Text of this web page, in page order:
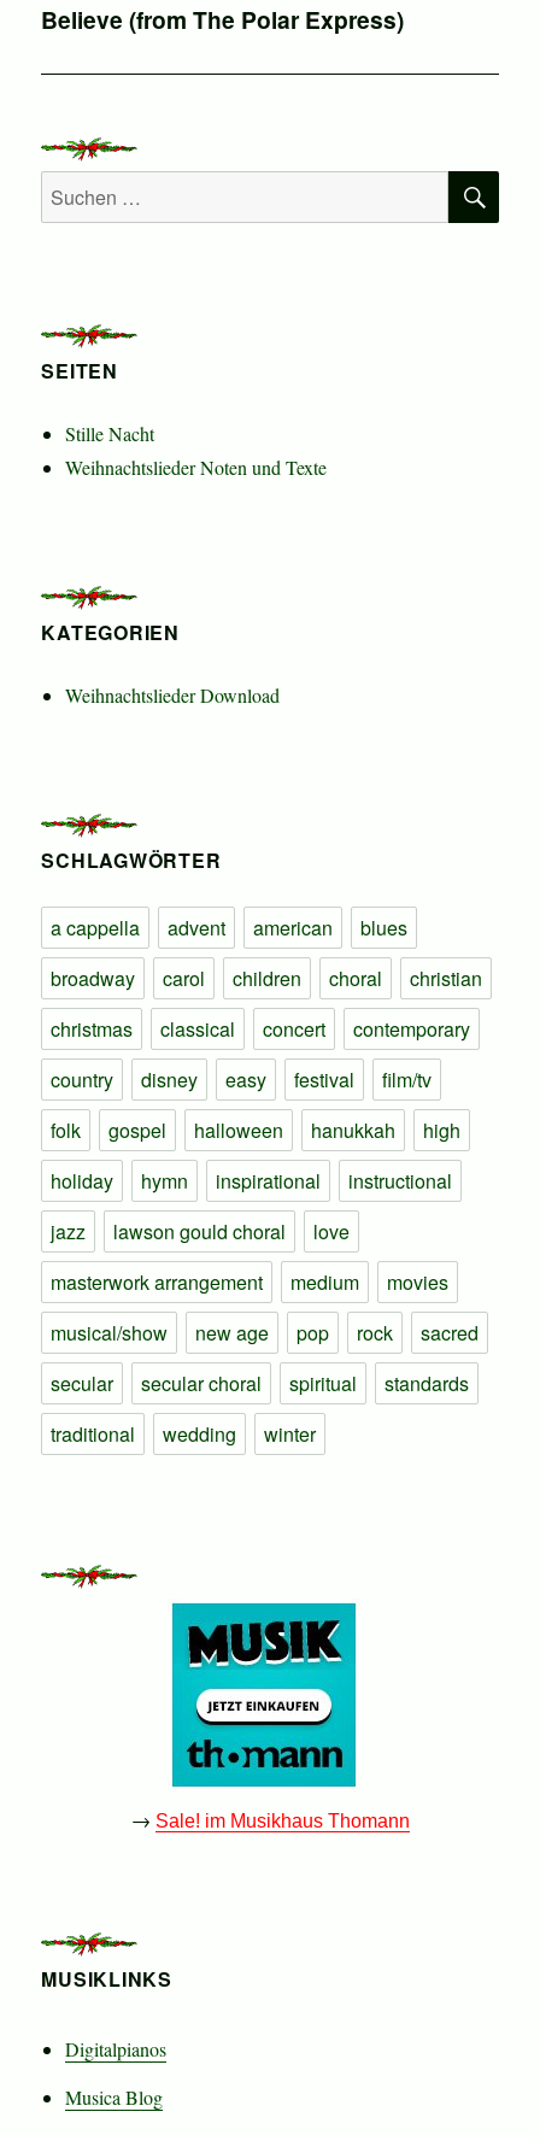
Nächster
Believe (from The Polar Express)
Suchen
nach:
SEITEN
Stille Nacht
Weihnachtslieder Noten und Texte
KATEGORIEN
Weihnachtslieder Download
SCHLAGWÖRTER
a cappella advent american
blues
broadway
carol children choral
christian
christmas
classical concert
contemporary
country
disney easy festival
film/tv
folk
gospel halloween hanukkah
high
holiday
hymn inspirational
instructional
jazz
lawson gould choral
love
masterwork arrangement
medium
movies
musical/show
new age pop rock
sacred
secular
secular choral spiritual
standards
traditional
wedding winter
→ Sale! im Musikhaus Thomann
MUSIKLINKS
Digitalpianos
Musica Blog